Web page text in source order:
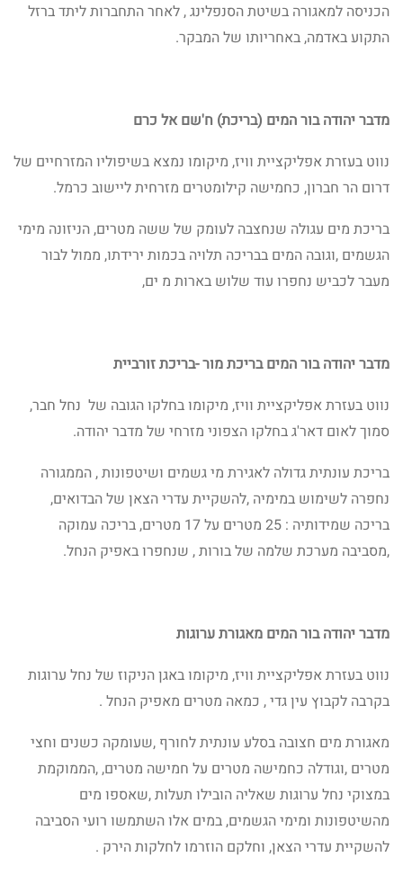
הכניסה למאגורה בשיטת הסנפלינג , לאחר התחברות ליתד ברזל
התקוע באדמה, באחריותו של המבקר.
מדבר יהודה בור המים (בריכת) ח'שם אל כרם
נווט בעזרת אפליקציית וויז, מיקומו נמצא בשיפוליו המזרחיים של
דרום הר חברון, כחמישה קילומטרים מזרחית ליישוב כרמל.
בריכת מים עגולה שנחצבה לעומק של ששה מטרים, הניזונה מימי
הגשמים ,וגובה המים בבריכה תלויה בכמות ירידתו, ממול לבור
מעבר לכביש נחפרו עוד שלוש בארות מ ים,
מדבר יהודה בור המים בריכת מור -בריכת זורביית
נווט בעזרת אפליקציית וויז, מיקומו בחלקו הגובה של נחל חבר,
סמוך לאום דאר'ג בחלקו הצפוני מזרחי של מדבר יהודה.
בריכת עונתית גדולה לאגירת מי גשמים ושיטפונות , הממגורה
נחפרה לשימוש במימיה ,להשקיית עדרי הצאן של הבדואים,
בריכה שמידותיה : 25 מטרים על 17 מטרים, בריכה עמוקה
,מסביבה מערכת שלמה של בורות , שנחפרו באפיק הנחל.
מדבר יהודה בור המים מאגורת ערוגות
נווט בעזרת אפליקציית וויז, מיקומו באגן הניקוז של נחל ערוגות
בקרבה לקבוץ עין גדי , כמאה מטרים מאפיק הנחל .
מאגורת מים חצובה בסלע עונתית לחורף ,שעומקה כשנים וחצי
מטרים ,וגודלה כחמישה מטרים על חמישה מטרים, ,הממוקמת
במצוקי נחל ערוגות שאליה הובילו תעלות ,שאספו מים
מהשיטפונות ומימי הגשמים, במים אלו השתמשו רועי הסביבה
להשקיית עדרי הצאן, וחלקם הוזרמו לחלקות הירק .